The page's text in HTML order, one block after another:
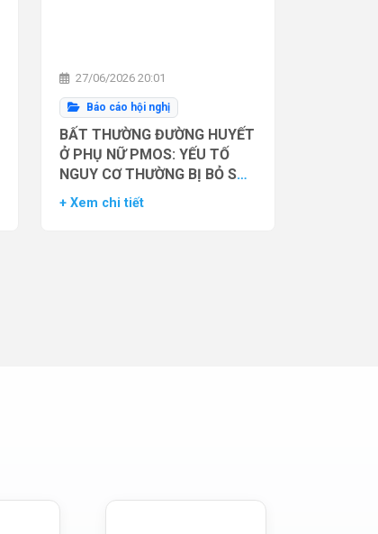
27/06/2026 20:01
Báo cáo hội nghị
BẤT THƯỜNG ĐƯỜNG HUYẾT
Ở PHỤ NỮ PMOS: YẾU TỐ
NGUY CƠ THƯỜNG BỊ BỎ SÓT
– DỮ LIỆU TỪ NGHIÊN CỨU
+ Xem chi tiết